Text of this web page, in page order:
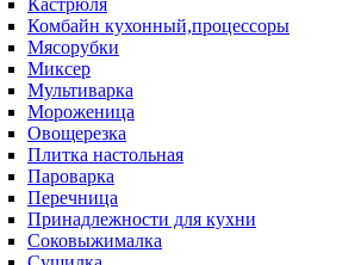
Кастрюля
Комбайн кухонный,процессоры
Мясорубки
Миксер
Мультиварка
Мороженица
Овощерезка
Плитка настольная
Пароварка
Перечница
Принадлежности для кухни
Соковыжималка